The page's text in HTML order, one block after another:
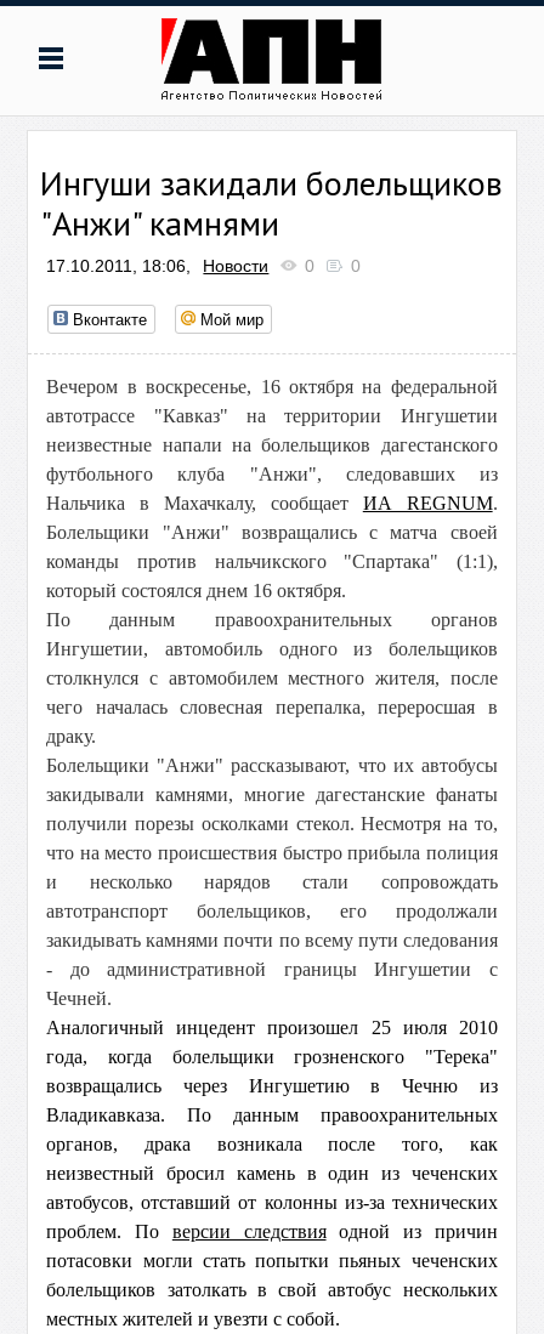
Ингуши закидали болельщиков
"Анжи" камнями
17.10.2011, 18:06, Новости 0 0
Вконтакте Мой мир
Вечером в воскресенье, 16 октября на федеральной
автотрассе "Кавказ" на территории Ингушетии
неизвестные напали на болельщиков дагестанского
футбольного клуба "Анжи", следовавших из
Нальчика в Махачкалу, сообщает ИА REGNUM.
Болельщики "Анжи" возвращались с матча своей
команды против нальчикского "Спартака" (1:1),
который состоялся днем 16 октября.
По данным правоохранительных органов
Ингушетии, автомобиль одного из болельщиков
столкнулся с автомобилем местного жителя, после
чего началась словесная перепалка, переросшая в
драку.
Болельщики "Анжи" рассказывают, что их автобусы
закидывали камнями, многие дагестанские фанаты
получили порезы осколками стекол. Несмотря на то,
что на место происшествия быстро прибыла полиция
и несколько нарядов стали сопровождать
автотранспорт болельщиков, его продолжали
закидывать камнями почти по всему пути следования
- до административной границы Ингушетии с
Чечней.
Аналогичный инцедент произошел 25 июля 2010
года, когда болельщики грозненского "Терека"
возвращались через Ингушетию в Чечню из
Владикавказа. По данным правоохранительных
органов, драка возникала после того, как
неизвестный бросил камень в один из чеченских
автобусов, отставший от колонны из-за технических
проблем. По версии следствияодной из причин
потасовки могли стать попытки пьяных чеченских
болельщиков затолкать в свой автобус нескольких
местных жителей и увезти с собой.